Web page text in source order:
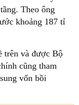
Theo ông
khoảng 187 tỉ
trên và được Bộ
cũng tham
vốn bồi